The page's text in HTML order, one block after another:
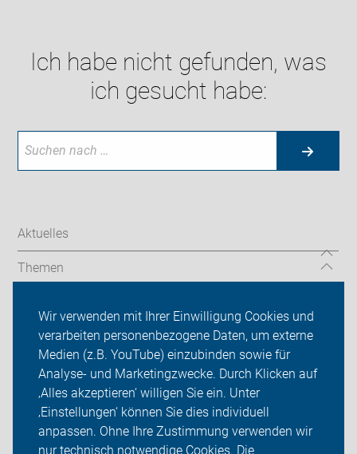
Wir verwenden mit Ihrer Einwilligung Cookies und
verarbeiten personenbezogene Daten, um externe
Medien (z.B. YouTube) einzubinden sowie für
Analyse- und Marketingzwecke. Durch Klicken auf
‚Alles akzeptieren‘ willigen Sie ein. Unter
‚Einstellungen‘ können Sie dies individuell
anpassen. Ohne Ihre Zustimmung verwenden wir
nur technisch notwendige Cookies. Die
Ich habe nicht gefunden, was
ich gesucht habe:
Aktuelles
Themen
ADFC Bad Homburg/Friedrichsdorf
Sei dabei
Presse
Login